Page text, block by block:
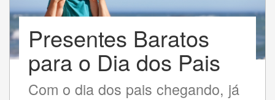
Presentes Baratos
para o Dia dos Pais
Com o dia dos pais chegando, já